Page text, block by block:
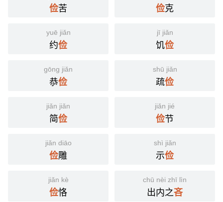
俭苦 俭克
yuē jiǎn
约俭
jī jiǎn
饥俭
gōng jiǎn
恭俭
shū jiǎn
疏俭
jiǎn jiǎn
简俭
jiǎn jié
俭节
jiǎn diāo
俭雕
shì jiǎn
示俭
jiǎn kè
俭恪
chū nèi zhī lìn
出内之吝